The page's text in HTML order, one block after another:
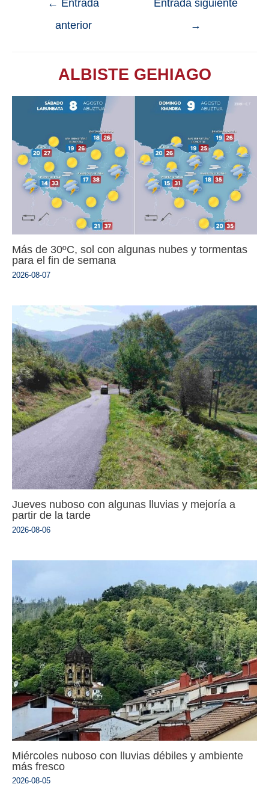
← Entrada
anterior
Entrada siguiente
→
ALBISTE GEHIAGO
Más de 30ºC, sol con algunas nubes y tormentas
para el fin de semana
2026-08-07
Jueves nuboso con algunas lluvias y mejoría a
partir de la tarde
2026-08-06
Miércoles nuboso con lluvias débiles y ambiente
más fresco
2026-08-05